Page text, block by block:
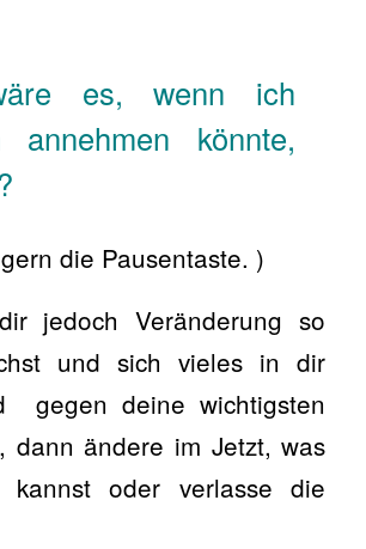
es, wenn ich
annehmen könnte,
die Pausentaste. )
jedoch Veränderung so
und sich vieles in dir
gegen deine wichtigsten
dann ändere im Jetzt, was
kannst oder verlasse die